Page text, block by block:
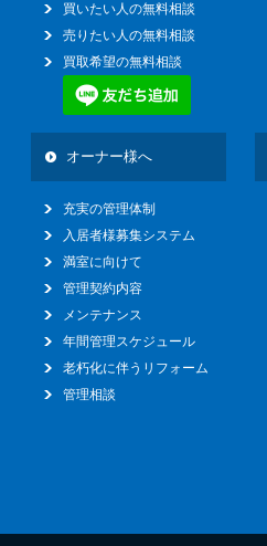
買いたい人の無料相談
売りたい人の無料相談
買取希望の無料相談
オーナー様へ
充実の管理体制
入居者様募集システム
満室に向けて
管理契約内容
メンテナンス
年間管理スケジュール
老朽化に伴うリフォーム
管理相談